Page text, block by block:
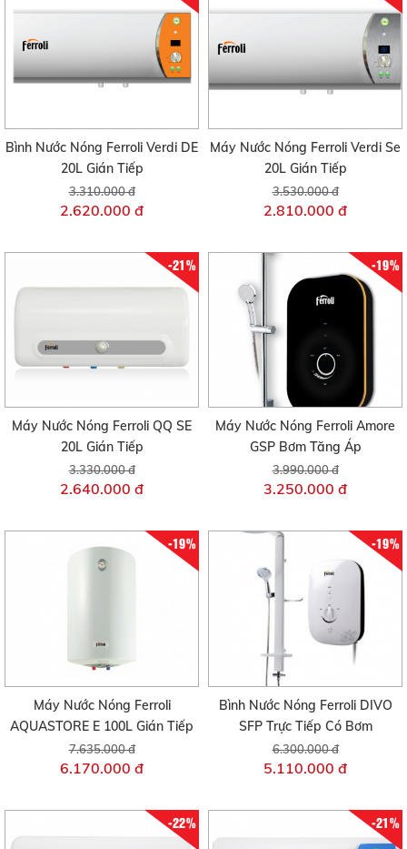
Bình Nước Nóng Ferroli Verdi DE
20L Gián Tiếp
3.310.000 đ
2.620.000 đ
Máy Nước Nóng Ferroli Verdi Se
20L Gián Tiếp
3.530.000 đ
2.810.000 đ
-21%
Máy Nước Nóng Ferroli QQ SE
20L Gián Tiếp
3.330.000 đ
2.640.000 đ
-19%
Máy Nước Nóng Ferroli Amore
GSP Bơm Tăng Áp
3.990.000 đ
3.250.000 đ
-19%
Máy Nước Nóng Ferroli
AQUASTORE E 100L Gián Tiếp
7.635.000 đ
6.170.000 đ
-19%
Bình Nước Nóng Ferroli DIVO
SFP Trực Tiếp Có Bơm
6.300.000 đ
5.110.000 đ
-22% -21%